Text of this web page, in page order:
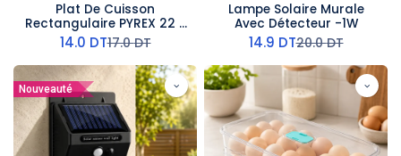
Plat De Cuisson
Rectangulaire PYREX 22 x
13 CM
14.0 DT17.0DT
Lampe Solaire Murale
Avec Détecteur -1W
14.9 DT20.0DT
Nouveauté